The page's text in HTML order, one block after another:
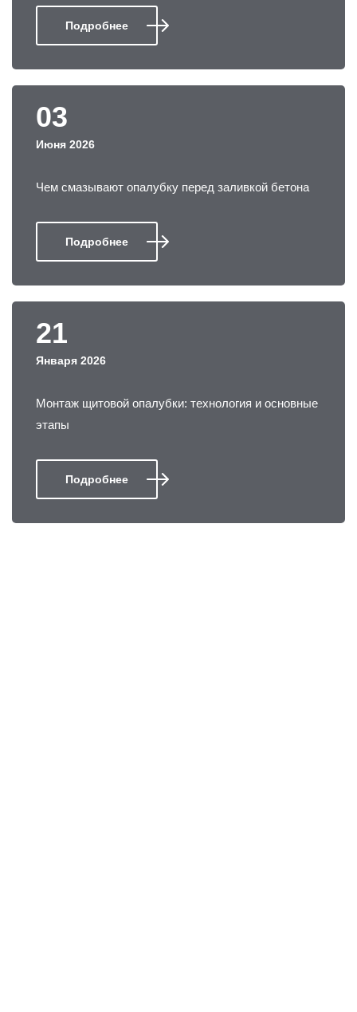
Подробнее
03
Июня 2026
Чем смазывают опалубку перед заливкой бетона
Подробнее
21
Января 2026
Монтаж щитовой опалубки: технология и основные
этапы
Подробнее